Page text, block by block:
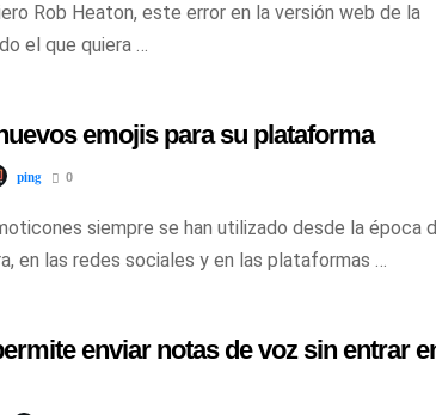
Rob Heaton, este error en la versión web de la
el que quiera …
emojis para su plataforma
ping 0
siempre se han utilizado desde la época
en las redes sociales y en las plataformas …
enviar notas de voz sin entrar